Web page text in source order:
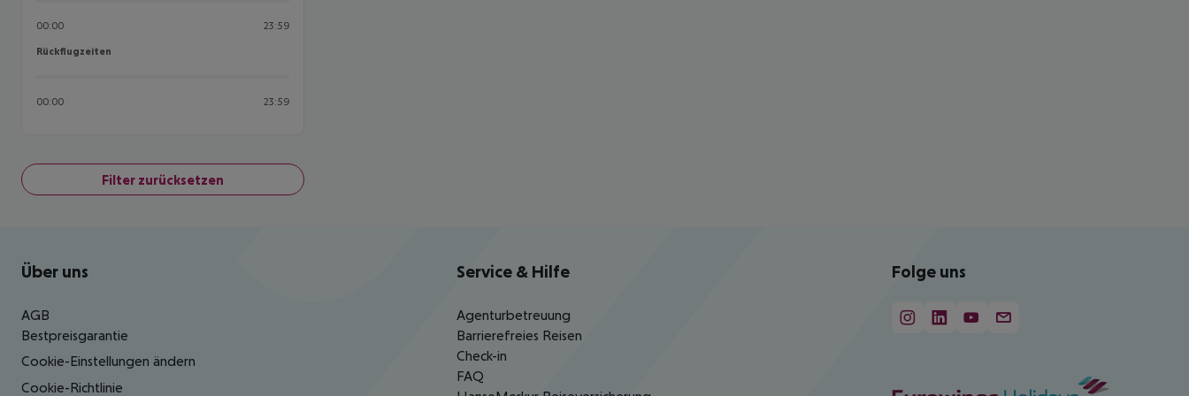
00:00 23:59
Rückflugzeiten
Rückflugzeiten
00:00 23:59
Filter zurücksetzen
Footer navigation
Über uns
AGB
Bestpreisgarantie
Cookie-Einstellungen ändern
Cookie-Richtlinie
Service & Hilfe
Agenturbetreuung
Barrierefreies Reisen
Check-in
FAQ
Folge uns